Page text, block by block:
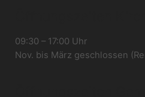
09:30 – 17:00 Uhr
Nov. bis März geschlossen